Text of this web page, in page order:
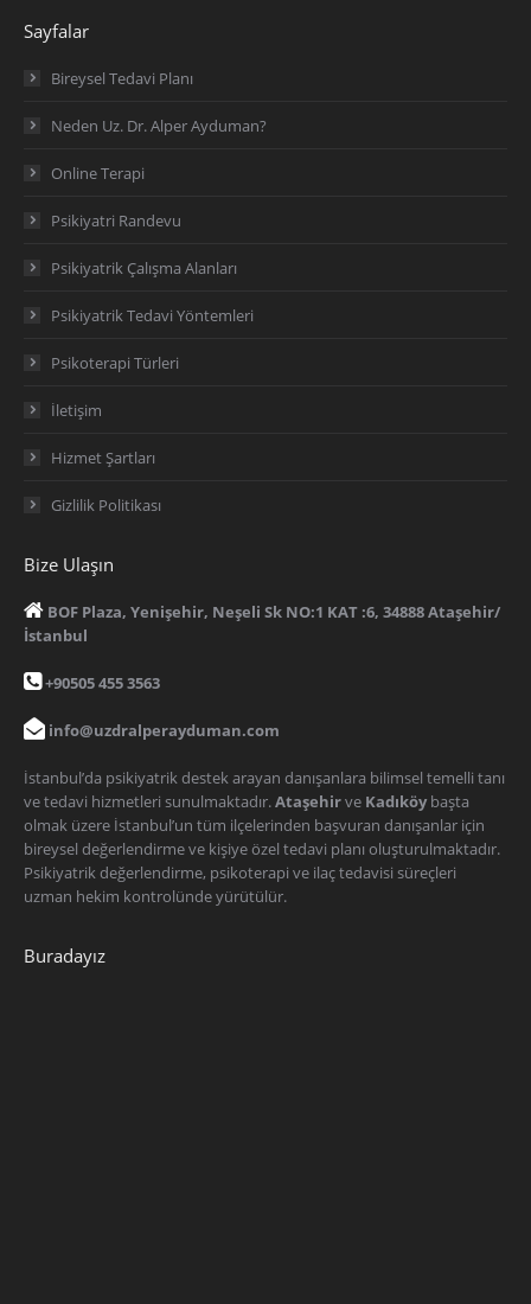
Sayfalar
Bireysel Tedavi Planı
Neden Uz. Dr. Alper Ayduman?
Online Terapi
Psikiyatri Randevu
Psikiyatrik Çalışma Alanları
Psikiyatrik Tedavi Yöntemleri
Psikoterapi Türleri
İletişim
Hizmet Şartları
Gizlilik Politikası
Bize Ulaşın
BOF Plaza, Yenişehir, Neşeli Sk NO:1 KAT :6, 34888 Ataşehir/
İstanbul
+90505 455 3563
info@uzdralperayduman.com
İstanbul’da psikiyatrik destek arayan danışanlara bilimsel temelli tanı
ve tedavi hizmetleri sunulmaktadır.Ataşehirve Kadıköy başta
olmak üzere İstanbul’un tüm ilçelerinden başvuran danışanlar için
bireysel değerlendirme ve kişiye özel tedavi planı oluşturulmaktadır.
Psikiyatrik değerlendirme, psikoterapi ve ilaç tedavisi süreçleri
uzman hekim kontrolünde yürütülür.
Buradayız